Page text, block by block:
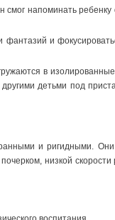
смог напоминать
и
в
детьми под
и ригидными.
низкой скорости